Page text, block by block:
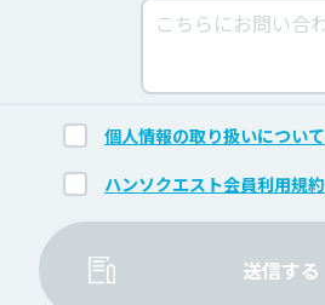
個人情報の取り扱いについて
ハンソクエスト会員利用規約
送信する